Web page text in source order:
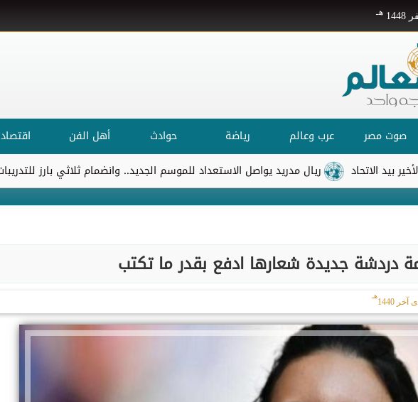
هـ
صوت مصر عرب وعالم رياضة حوادث أهل الفن اقتصاد
ريال مدريد يواصل الاستعداد للموسم الجديد.. وانضمام ثلاثي بارز للتدريبات الاتحاد
دردشة جديدة شعارها ادفع بقدر ما تكتب
هـ